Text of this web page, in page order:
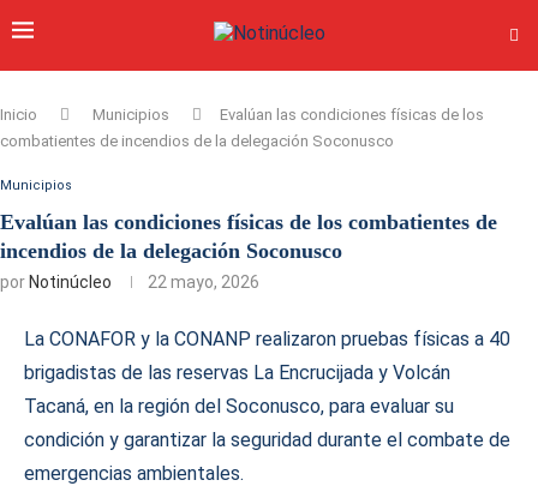
Inicio Municipios
Evalúan las condiciones físicas de los
combatientes de incendios de la delegación Soconusco
Municipios
Evalúan las condiciones físicas de los combatientes de
incendios de la delegación Soconusco
por Notinúcleo 22 mayo, 2026
La CONAFOR y la CONANP realizaron pruebas físicas a 40
brigadistas de las reservas La Encrucijada y Volcán
Tacaná, en la región del Soconusco, para evaluar su
condición y garantizar la seguridad durante el combate de
emergencias ambientales.